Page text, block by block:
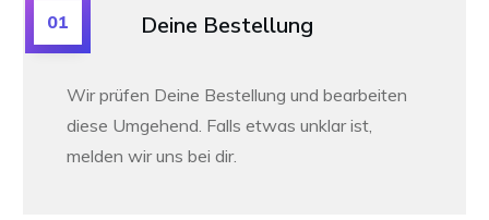
Deine Bestellung
01
Wir prüfen Deine Bestellung und bearbeiten
diese Umgehend. Falls etwas unklar ist,
melden wir uns bei dir.